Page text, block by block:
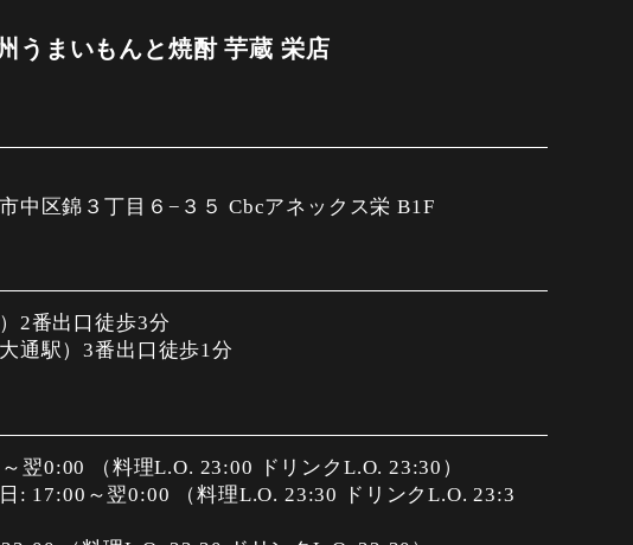
うまいもんと焼酎 芋蔵 栄店
中区錦３丁目６−３５ Cbcアネックス栄 B1F
2番出口徒歩3分
通駅）3番出口徒歩1分
翌0:00 （料理L.O. 23:00 ドリンクL.O. 23:30）
: 17:00～翌0:00 （料理L.O. 23:30 ドリンクL.O. 23:3